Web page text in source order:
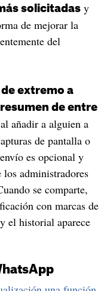
solicitadasy
de mejorar la
del
extremo a
de entre
añadir a alguien a
de pantalla o
es opcional y
los administradores
se comparte,
con marcas de
el historial aparece